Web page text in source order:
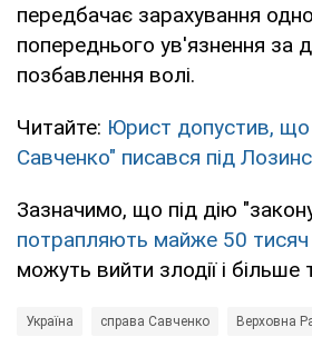
передбачає зарахування
попереднього ув'язнення за
позбавлення волі.
Читайте: Юрист допустив, що
Савченко" писався під
Зазначимо, що під дію
потрапляють майже 50 тисяч
можуть вийти злодії і більше
Україна справа Савченко Верховна